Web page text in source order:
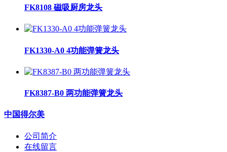
FK8108 磁吸厨房龙头
FK1330-A0 4功能弹簧龙头
FK8387-B0 两功能弹簧龙头
中国得尔美
公司简介
在线留言